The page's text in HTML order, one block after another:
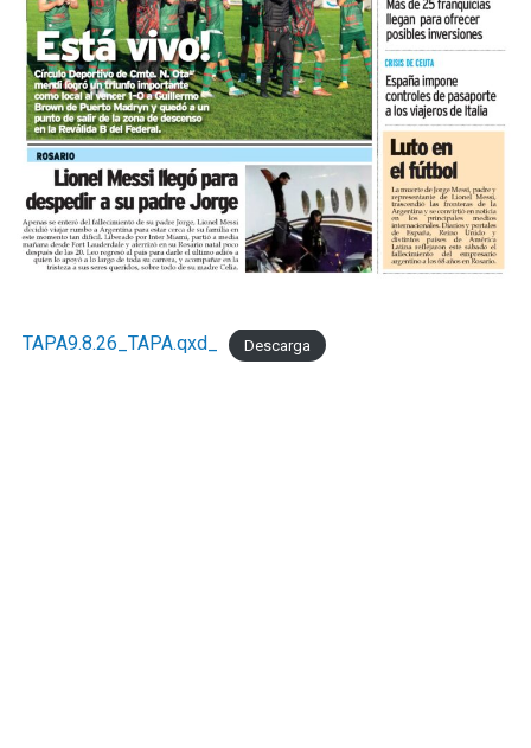
TAPA9.8.26_TAPA.qxd_ Descarga